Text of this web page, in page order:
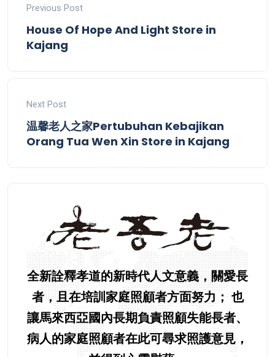
Previous Post
House Of Hope And Light Store in
Kajang
Next Post
温馨老人之家Pertubuhan Kebajikan
Orang Tua Wen Xin Store in Kajang
全新詮釋孝道的新時代人文意義，關愛長
者，且在培訓家庭照顧者方面努力； 也
讓馬來西亞國內長期負責照顧失能長者、
病人的家庭照顧者在此可尋求照護意見，